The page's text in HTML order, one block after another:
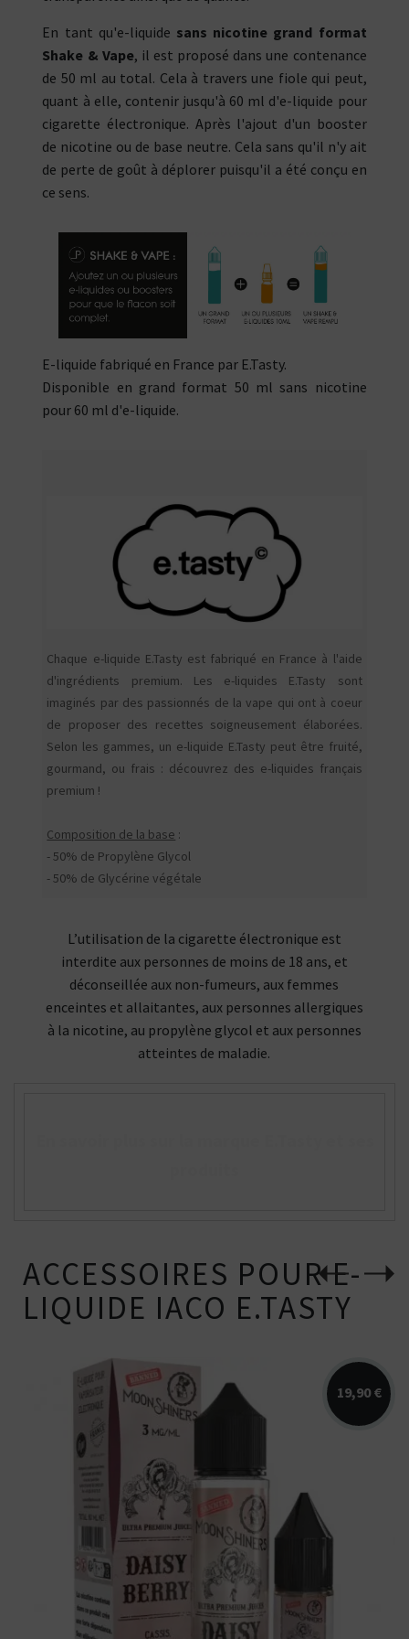
En tant qu'e-liquide sans nicotine grand format
Shake & Vape, il est proposé dans une contenance
de 50 ml au total. Cela à travers une fiole qui peut,
quant à elle, contenir jusqu'à 60 ml d'e-liquide pour
cigarette électronique. Après l'ajout d'un booster
de nicotine ou de base neutre. Cela sans qu'il n'y ait
de perte de goût à déplorer puisqu'il a été conçu en
ce sens.
E-liquide fabriqué en France par E.Tasty.
Disponible en grand format 50 ml sans nicotine
pour 60 ml d'e-liquide.
Chaque e-liquide E.Tasty est fabriqué en France à l'aide
d'ingrédients premium. Les e-liquides E.Tasty sont
imaginés par des passionnés de la vape qui ont à coeur
de proposer des recettes soigneusement élaborées.
Selon les gammes, un e-liquide E.Tasty peut être fruité,
gourmand, ou frais : découvrez des e-liquides français
premium !
Composition de la base :
- 50% de Propylène Glycol
- 50% de Glycérine végétale
L’utilisation de la cigarette électronique est
interdite aux personnes de moins de 18 ans, et
déconseillée aux non-fumeurs, aux femmes
enceintes et allaitantes, aux personnes allergiques
à la nicotine, au propylène glycol et aux personnes
atteintes de maladie.
ACCESSOIRES POUR E-
LIQUIDE IACO E.TASTY
19,90 €
Arômes : cassis, grenade, mûre.
Disponible en 40ml pour 60ml ou 50ml...